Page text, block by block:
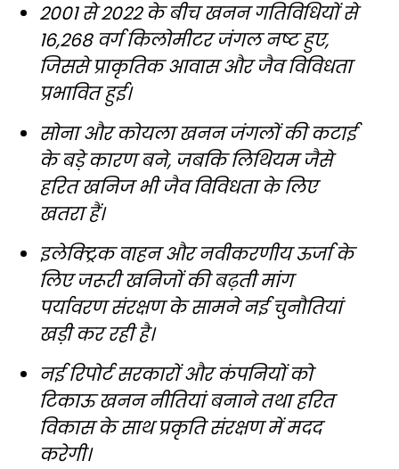
2001 से 2022 के बीच खनन गतिविधियों से
16,268 वर्ग किलोमीटर जंगल नष्ट हुए,
जिससे प्राकृतिक आवास और जैव विविधता
प्रभावित हुई।
सोना और कोयला खनन जंगलों की कटाई
के बड़े कारण बने, जबकि लिथियम जैसे
हरित खनिज भी जैव विविधता के लिए
खतरा हैं।
इलेक्ट्रिक वाहन और नवीकरणीय ऊर्जा के
लिए जरूरी खनिजों की बढ़ती मांग
पर्यावरण संरक्षण के सामने नई चुनौतियां
खड़ी कर रही है।
नई रिपोर्ट सरकारों और कंपनियों को
टिकाऊ खनन नीतियां बनाने तथा हरित
विकास के साथ प्रकृति संरक्षण में मदद
करेगी।